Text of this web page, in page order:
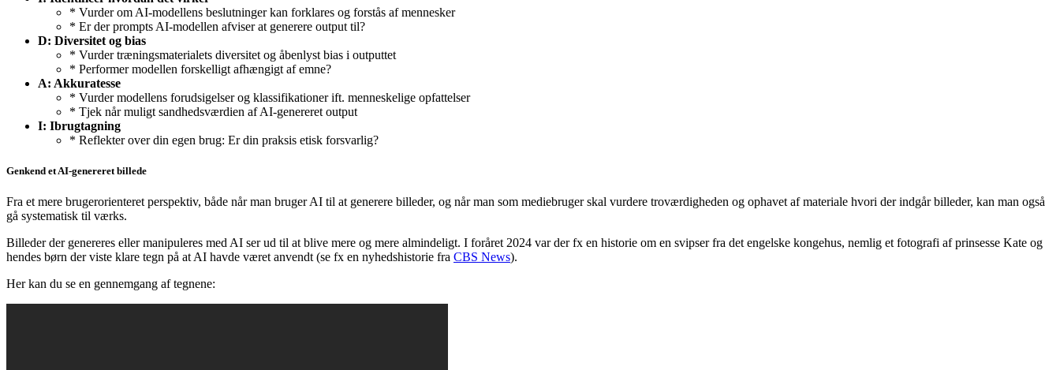
* Vurder om AI-modellens beslutninger kan forklares og forstås af mennesker
* Er der prompts AI-modellen afviser at generere output til?
D: Diversitet og bias
* Vurder træningsmaterialets diversitet og åbenlyst bias i outputtet
* Performer modellen forskelligt afhængigt af emne?
A: Akkuratesse
* Vurder modellens forudsigelser og klassifikationer ift. menneskelige opfattelser
* Tjek når muligt sandhedsværdien af AI-genereret output
I: Ibrugtagning
* Reflekter over din egen brug: Er din praksis etisk forsvarlig?
Genkend et AI-genereret billede
Fra et mere brugerorienteret perspektiv, både når man bruger AI til at generere billeder, og når man som mediebruger skal vurdere troværdigheden og ophavet af materiale hvori der indgår billeder, kan man også
gå systematisk til værks.
Billeder der genereres eller manipuleres med AI ser ud til at blive mere og mere almindeligt. I foråret 2024 var der fx en historie om en svipser fra det engelske kongehus, nemlig et fotografi af prinsesse Kate og
hendes børn der viste klare tegn på at AI havde været anvendt (se fx en nyhedshistorie fra CBS News).
Her kan du se en gennemgang af tegnene: